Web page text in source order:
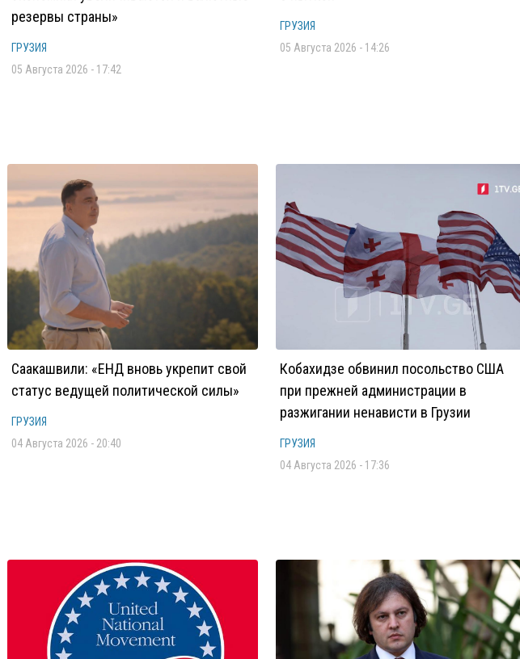
резервы страны»
ГРУЗИЯ
05 Августа 2026 - 17:42
ГРУЗИЯ
05 Августа 2026 - 14:26
Саакашвили: «ЕНД вновь укрепит свой
статус ведущей политической силы»
ГРУЗИЯ
04 Августа 2026 - 20:40
Кобахидзе обвинил посольство США
при прежней администрации в
разжигании ненависти в Грузии
ГРУЗИЯ
04 Августа 2026 - 17:36